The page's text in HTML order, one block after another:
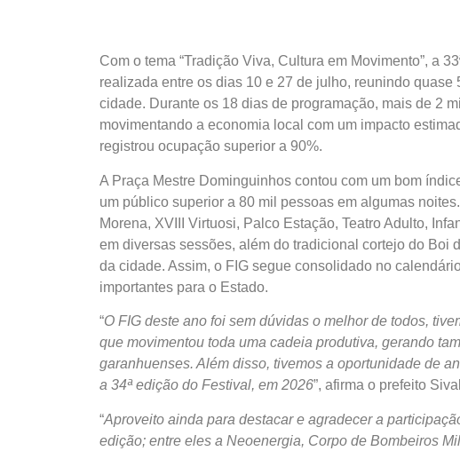
Com o tema “Tradição Viva, Cultura em Movimento”, a
realizada entre os dias 10 e 27 de julho, reunindo
cidade. Durante os 18 dias de programação, mais de 2
movimentando a economia local com um impacto
registrou ocupação superior a 90%.
A Praça Mestre Dominguinhos contou com um bom
um público superior a 80 mil pessoas em algumas
Morena, XVIII Virtuosi, Palco Estação, Teatro Adulto,
em diversas sessões, além do tradicional cortejo do Boi
da cidade. Assim, o FIG segue consolidado no
importantes para o Estado.
“O FIG deste ano foi sem dúvidas o melhor de todos,
que movimentou toda uma cadeia produtiva, gerando
garanhuenses. Além disso, tivemos a oportunidade de
a 34ª edição do Festival, em 2026”, afirma o prefeito
“Aproveito ainda para destacar e agradecer a
edição; entre eles a Neoenergia, Corpo de Bombeiros